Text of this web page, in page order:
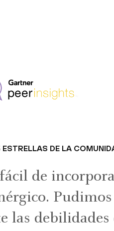
DE LA
de
las debilidades